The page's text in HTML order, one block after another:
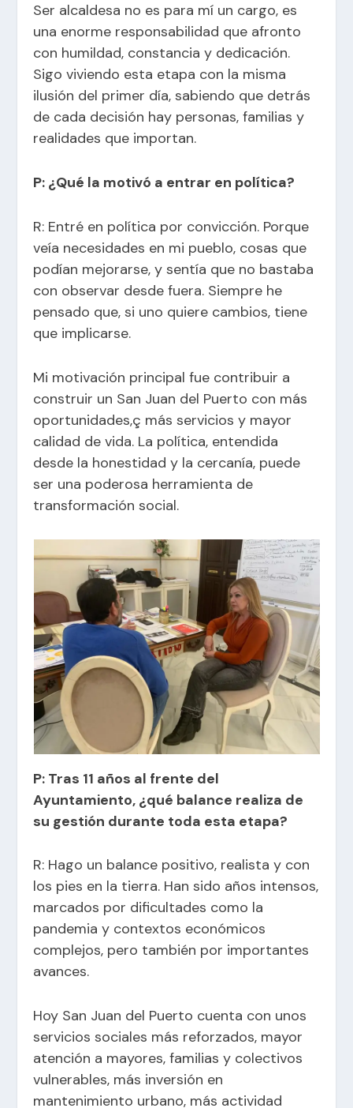
Ser alcaldesa no es para mí un cargo, es
una enorme responsabilidad que afronto
con humildad, constancia y dedicación.
Sigo viviendo esta etapa con la misma
ilusión del primer día, sabiendo que detrás
de cada decisión hay personas, familias y
realidades que importan.
P: ¿Qué la motivó a entrar en política?
R: Entré en política por convicción. Porque
veía necesidades en mi pueblo, cosas que
podían mejorarse, y sentía que no bastaba
con observar desde fuera. Siempre he
pensado que, si uno quiere cambios, tiene
que implicarse.
Mi motivación principal fue contribuir a
construir un San Juan del Puerto con más
oportunidades,ç más servicios y mayor
calidad de vida. La política, entendida
desde la honestidad y la cercanía, puede
ser una poderosa herramienta de
transformación social.
P: Tras 11 años al frente del
Ayuntamiento, ¿qué balance realiza de
su gestión durante toda esta etapa?
R: Hago un balance positivo, realista y con
los pies en la tierra. Han sido años intensos,
marcados por dificultades como la
pandemia y contextos económicos
complejos, pero también por importantes
avances.
Hoy San Juan del Puerto cuenta con unos
servicios sociales más reforzados, mayor
atención a mayores, familias y colectivos
vulnerables, más inversión en
mantenimiento urbano, más actividad